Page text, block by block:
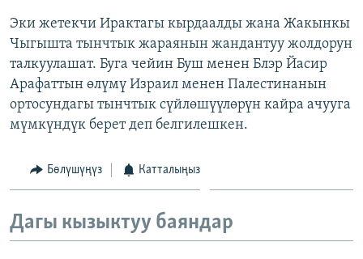
ЭЕ/АРнун бардык сайттары
Эки жетекчи Ирактагы кырдаалды жана Жакынкы
Чыгышта тынчтык жараянын жандантуу жолдорун
талкуулашат. Буга чейин Буш менен Блэр Йасир
Арафаттын өлүмү Израил менен Палестинанын
ортосундагы тынчтык сүйлөшүүлөрүн кайра ачууга
мүмкүндүк берет деп белгилешкен.
Бөлүшүңүз Катталыңыз
Дагы кызыктуу баяндар